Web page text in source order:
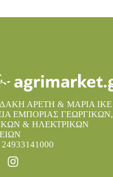
ΑΡΕΤΗ & ΜΑΡΙΑ IKE
ΕΜΠΟΡΙΑΣ ΓΕΩΡΓΙΚΩΝ,
& ΗΛΕΚΤΡΙΚΩΝ